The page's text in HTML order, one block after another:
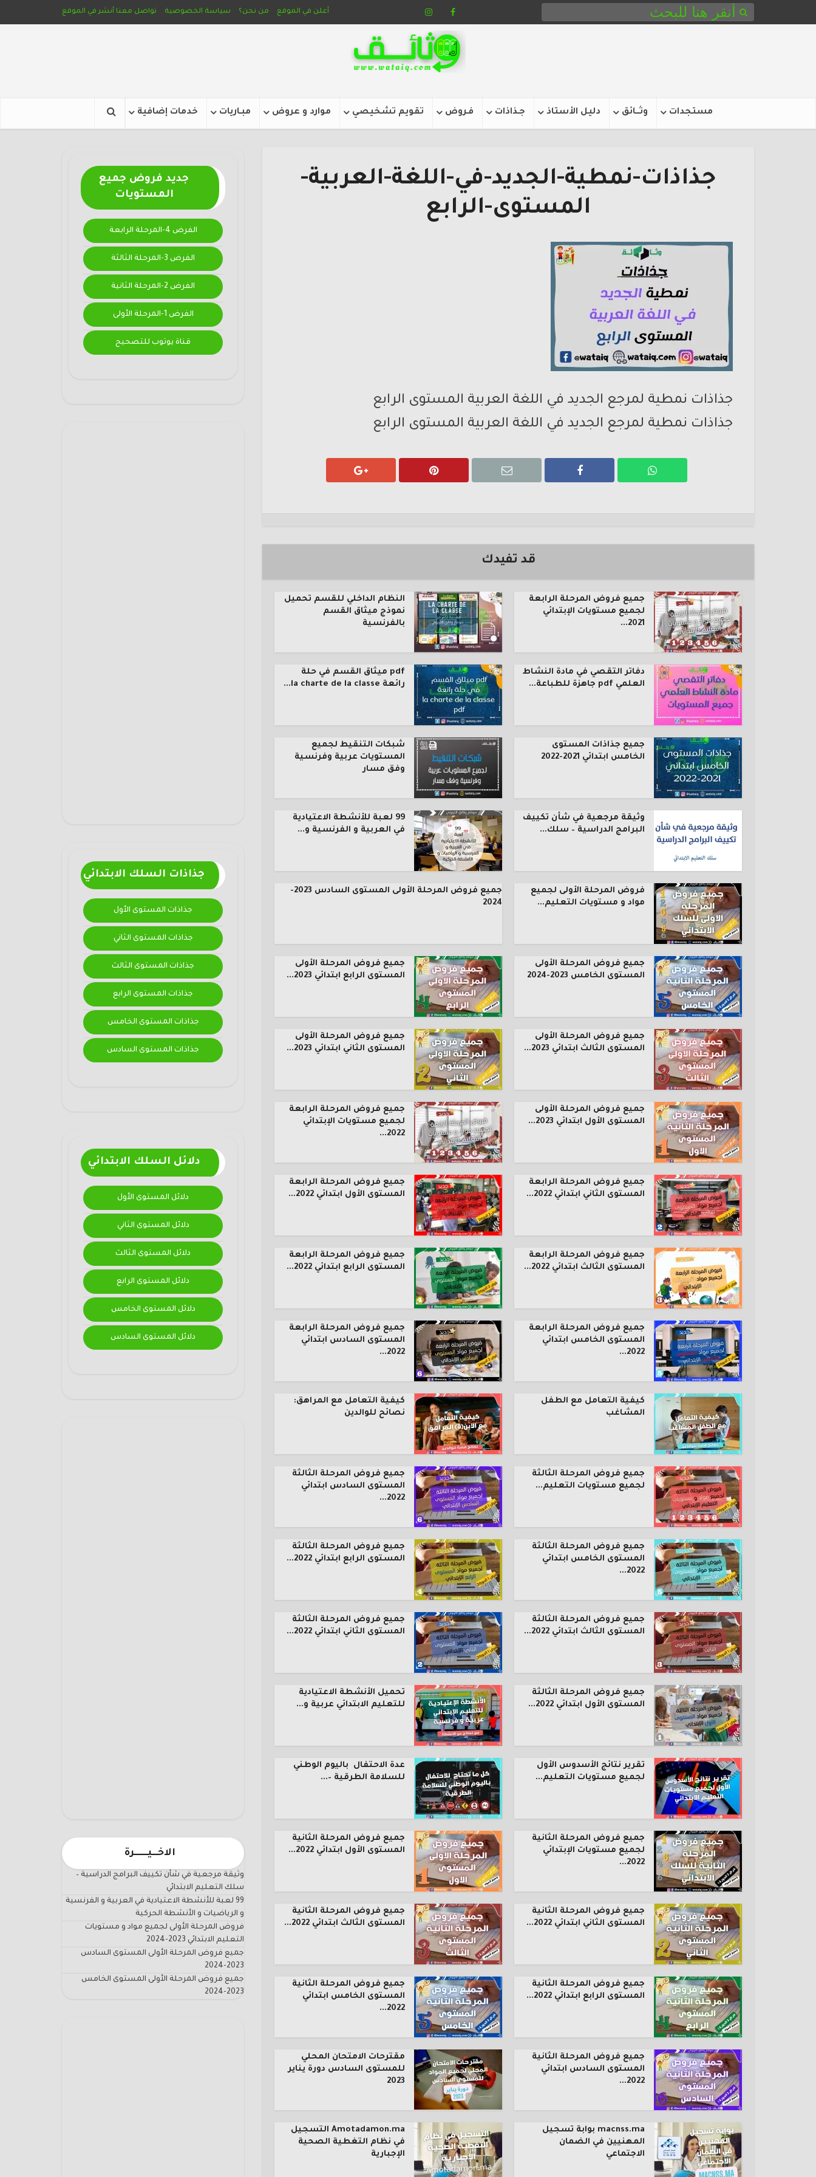
أعلن في الموقع من نحن؟ سياسة الخصوصية تواصل معنا أنشر في الموقع
مستجدات وثـــائق دليل الأستاذ جـذاذات فـروض تقويم تشخيصي موارد و عروض مبـاريات خدمات إضافية
جديد فروض جميع
المستويات
الفرض 4-المرحلة الرابعة
الفرض 3-المرحلة الثالثة
الفرض 2-المرحلة الثانية
الفرض 1-المرحلة الأولى
قناة يوتوب للتصحيح
جذاذات السلك الابتدائي
جذاذات المستوى الأول
جذاذات المستوى الثاني
جذاذات المستوى الثالث
جذاذات المستوى الرابع
جذاذات المستوى الخامس
جذاذات المستوى السادس
دلائل السلك الابتدائي
دلائل المستوى الأول
دلائل المستوى الثاني
دلائل المستوى الثالث
دلائل المستوى الرابع
دلائل المستوى الخامس
دلائل المستوى السادس
الاخـــيـــــــرة
وثيقة مرجعية في شأن تكييف البرامج الدراسية –
سلك التعليم الابتدائي
99 لعبة للأنشطة الاعتيادية في العربية و الفرنسية
و الرياضيات و الأنشطة الحركية
فروض المرحلة الأولى لجميع مواد و مستويات
التعليم الابتدائي 2023-2024
جميع فروض المرحلة الأولى المستوى السادس
2023-2024
جميع فروض المرحلة الأولى المستوى الخامس
2023-2024
جذاذات-نمطية-الجديد-في-اللغة-العربية-
المستوى-الرابع
جذاذات نمطية لمرجع الجديد في اللغة العربية المستوى الرابع
جذاذات نمطية لمرجع الجديد في اللغة العربية المستوى الرابع
قد تفيدك
جميع فروض المرحلة الرابعة
لجميع مستويات الإبتدائي
2021...
النظام الداخلي للقسم تحميل
نموذج ميثاق القسم
بالفرنسية
دفاتر التقصي في مادة النشاط
العلمي pdf جاهزة للطباعة...
pdf ميثاق القسم في حلة
رائعة la charte de la classe...
جميع جذاذات المستوى
الخامس ابتدائي 2021-2022
شبكات التنقيط لجميع
المستويات عربية وفرنسية
وفق مسار
وثيقة مرجعية في شأن تكييف
البرامج الدراسية – سلك...
99 لعبة للأنشطة الاعتيادية
في العربية و الفرنسية و...
فروض المرحلة الأولى لجميع
مواد و مستويات التعليم...
جميع فروض المرحلة الأولى المستوى السادس 2023-
2024
جميع فروض المرحلة الأولى
المستوى الخامس 2023-2024
جميع فروض المرحلة الأولى
المستوى الرابع ابتدائي 2023...
جميع فروض المرحلة الأولى
المستوى الثالث ابتدائي 2023...
جميع فروض المرحلة الأولى
المستوى الثاني ابتدائي 2023...
جميع فروض المرحلة الأولى
المستوى الأول ابتدائي 2023...
جميع فروض المرحلة الرابعة
لجميع مستويات الإبتدائي
2022...
جميع فروض المرحلة الرابعة
المستوى الثاني ابتدائي 2022...
جميع فروض المرحلة الرابعة
المستوى الأول ابتدائي 2022...
جميع فروض المرحلة الرابعة
المستوى الثالث ابتدائي 2022...
جميع فروض المرحلة الرابعة
المستوى الرابع ابتدائي 2022...
جميع فروض المرحلة الرابعة
المستوى الخامس ابتدائي
2022...
جميع فروض المرحلة الرابعة
المستوى السادس ابتدائي
2022...
كيفية التعامل مع الطفل
المشاغب
كيفية التعامل مع المراهق:
نصائح للوالدين
جميع فروض المرحلة الثالثة
لجميع مستويات التعليم...
جميع فروض المرحلة الثالثة
المستوى السادس ابتدائي
2022...
جميع فروض المرحلة الثالثة
المستوى الخامس ابتدائي
2022...
جميع فروض المرحلة الثالثة
المستوى الرابع ابتدائي 2022...
جميع فروض المرحلة الثالثة
المستوى الثالث ابتدائي 2022...
جميع فروض المرحلة الثالثة
المستوى الثاني ابتدائي 2022...
جميع فروض المرحلة الثالثة
المستوى الأول ابتدائي 2022...
تحميل الأنشطة الاعتيادية
للتعليم الابتدائي عربية و...
تقرير نتائج الأسدوس الأول
لجميع مستويات التعليم...
عدة الاحتفال باليوم الوطني
للسلامة الطرقية –...
جميع فروض المرحلة الثانية
لجميع مستويات الإبتدائي
2022...
جميع فروض المرحلة الثانية
المستوى الأول ابتدائي 2022...
جميع فروض المرحلة الثانية
المستوى الثاني ابتدائي 2022...
جميع فروض المرحلة الثانية
المستوى الثالث ابتدائي 2022...
جميع فروض المرحلة الثانية
المستوى الرابع ابتدائي 2022...
جميع فروض المرحلة الثانية
المستوى الخامس ابتدائي
2022...
جميع فروض المرحلة الثانية
المستوى السادس ابتدائي
2022...
مقترحات الامتحان المحلي
للمستوى السادس دورة يناير
2023
macnss.ma بوابة تسجيل
المهنيين في الضمان
الاجتماعي
Amotadamon.ma التسجيل
في نظام التغطية الصحية
الإجبارية